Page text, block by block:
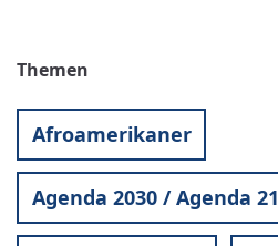
Themen
Afroamerikaner
Agenda 2030 / Agenda 21